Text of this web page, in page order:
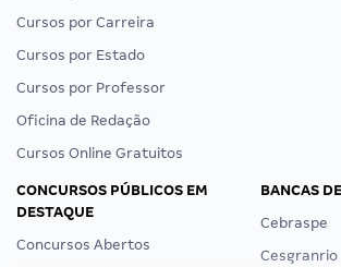
Cursos por Carreira
Cursos por Estado
Cursos por Professor
Oficina de Redação
Cursos Online Gratuitos
CONCURSOS PÚBLICOS EM
DESTAQUE
Concursos Abertos
BANCAS
Cebraspe
Cesgranrio